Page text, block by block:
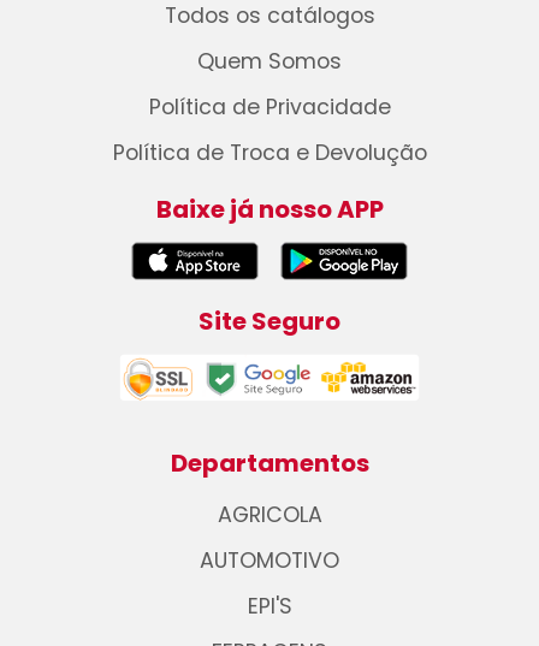
Todos os catálogos
Quem Somos
Política de Privacidade
Política de Troca e Devolução
Baixe já nosso APP
Site Seguro
Departamentos
AGRICOLA
AUTOMOTIVO
EPI'S